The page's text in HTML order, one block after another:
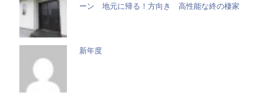
ーン 地元に帰る！方向き 高性能な終の棲家
新年度